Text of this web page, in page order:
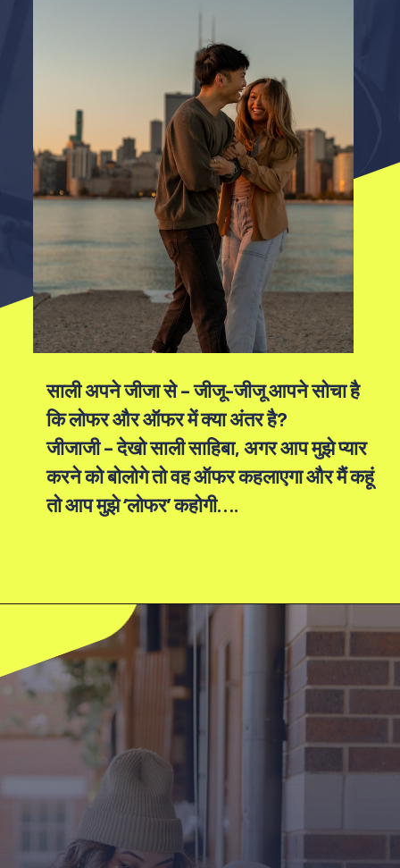
साली अपने जीज‍ा से – जीजू-जीजू आपने सोचा है
कि लोफर और ऑफर में क्या अंतर है?
जीजाजी – देखो साली साहिबा, अगर आप मुझे प्यार
करने को बोलोगे तो वह ऑफर कहलाएगा और मैं कहूं
तो आप मुझे ‘लोफर’ कहोगी….